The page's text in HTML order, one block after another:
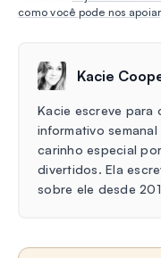
como você pode nos apoiar.
Kacie
Kacie escreve para
informativo semanal
carinho especial
divertidos. Ela
sobre ele desde